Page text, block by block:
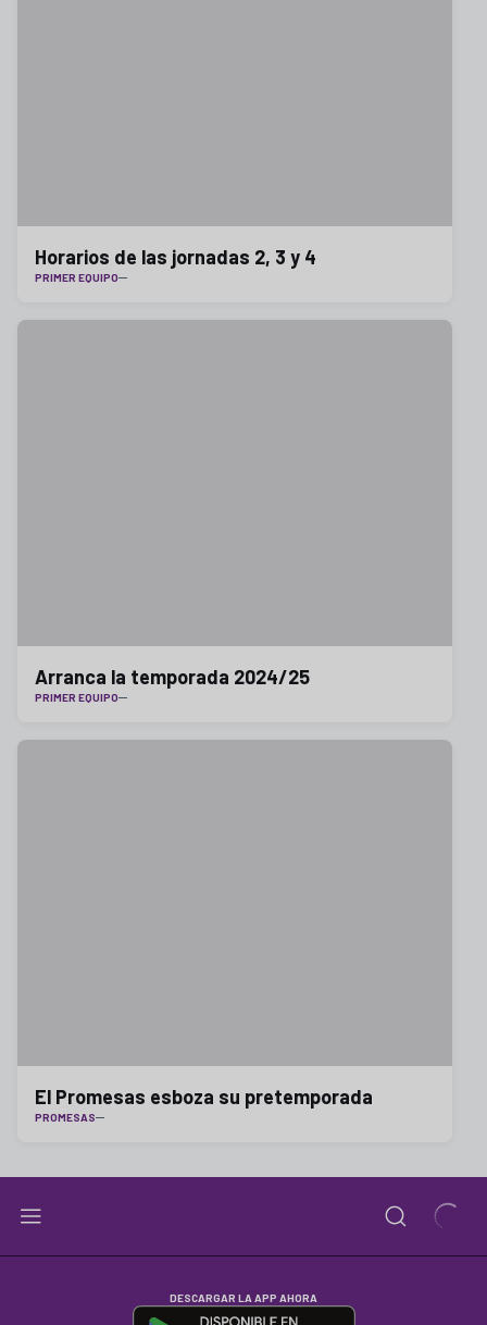
Horarios de las jornadas 2, 3 y 4
PRIMER EQUIPO
Arranca la temporada 2024/25
PRIMER EQUIPO
El Promesas esboza su pretemporada
PROMESAS
DESCARGAR LA APP AHORA